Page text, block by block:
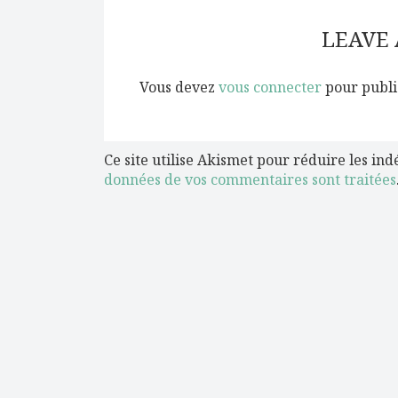
LEAVE
Vous devez vous connecterpour
Ce site utilise Akismet pour réduire les
données de vos commentaires sont traitées